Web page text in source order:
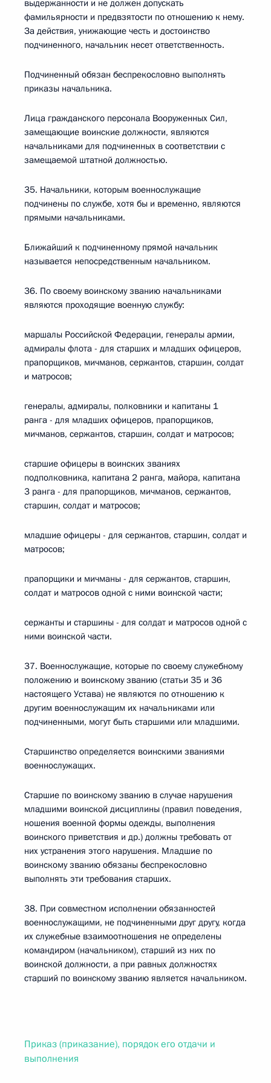
выдержанности и не должен допускать
фамильярности и предвзятости по отношению к нему.
За действия, унижающие честь и достоинство
подчиненного, начальник несет ответственность.
Подчиненный обязан беспрекословно выполнять
приказы начальника.
Лица гражданского персонала Вооруженных Сил,
замещающие воинские должности, являются
начальниками для подчиненных в соответствии с
замещаемой штатной должностью.
35. Начальники, которым военнослужащие
подчинены по службе, хотя бы и временно, являются
прямыми начальниками.
Ближайший к подчиненному прямой начальник
называется непосредственным начальником.
36. По своему воинскому званию начальниками
являются проходящие военную службу:
маршалы Российской Федерации, генералы армии,
адмиралы флота - для старших и младших офицеров,
прапорщиков, мичманов, сержантов, старшин, солдат
и матросов;
генералы, адмиралы, полковники и капитаны 1
ранга - для младших офицеров, прапорщиков,
мичманов, сержантов, старшин, солдат и матросов;
старшие офицеры в воинских званиях
подполковника, капитана 2 ранга, майора, капитана
3 ранга - для прапорщиков, мичманов, сержантов,
старшин, солдат и матросов;
младшие офицеры - для сержантов, старшин, солдат и
матросов;
прапорщики и мичманы - для сержантов, старшин,
солдат и матросов одной с ними воинской части;
сержанты и старшины - для солдат и матросов одной с
ними воинской части.
37. Военнослужащие, которые по своему служебному
положению и воинскому званию (статьи 35 и 36
настоящего Устава) не являются по отношению к
другим военнослужащим их начальниками или
подчиненными, могут быть старшими или младшими.
Старшинство определяется воинскими званиями
военнослужащих.
Старшие по воинскому званию в случае нарушения
младшими воинской дисциплины (правил поведения,
ношения военной формы одежды, выполнения
воинского приветствия и др.) должны требовать от
них устранения этого нарушения. Младшие по
воинскому званию обязаны беспрекословно
выполнять эти требования старших.
38. При совместном исполнении обязанностей
военнослужащими, не подчиненными друг другу, когда
их служебные взаимоотношения не определены
командиром (начальником), старший из них по
воинской должности, а при равных должностях
старший по воинскому званию является начальником.
Приказ (приказание), порядок его отдачи и
выполнения